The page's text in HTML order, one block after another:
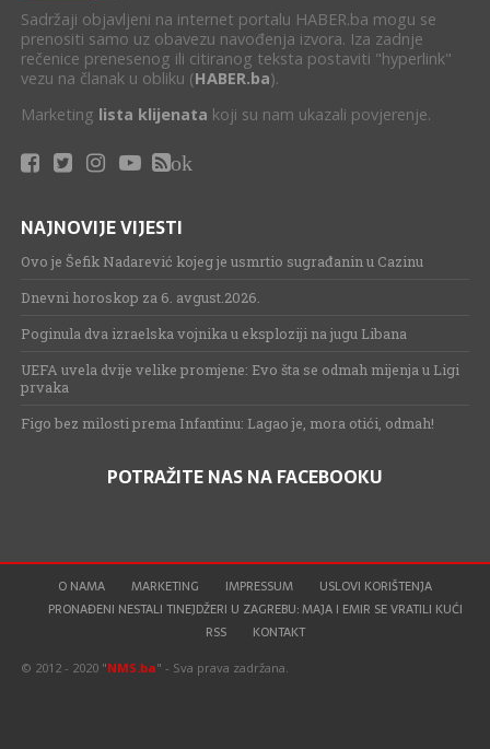
Sadržaji objavljeni na internet portalu HABER.ba mogu se
prenositi samo uz obavezu navođenja izvora. Iza zadnje
rečenice prenesenog ili citiranog teksta postaviti "hyperlink"
vezu na članak u obliku (HABER.ba).
Marketing lista klijenata koji su nam ukazali povjerenje.
ok
NAJNOVIJE VIJESTI
Ovo je Šefik Nadarević kojeg je usmrtio sugrađanin u Cazinu
Dnevni horoskop za 6. avgust.2026.
Poginula dva izraelska vojnika u eksploziji na jugu Libana
UEFA uvela dvije velike promjene: Evo šta se odmah mijenja u Ligi
prvaka
Figo bez milosti prema Infantinu: Lagao je, mora otići, odmah!
POTRAŽITE NAS NA FACEBOOKU
O NAMA MARKETING IMPRESSUM
USLOVI KORIŠTENJA
PRONAĐENI NESTALI TINEJDŽERI U ZAGREBU: MAJA I EMIR SE VRATILI KUĆI
RSS
KONTAKT
© 2012 - 2020 "NMS.ba" - Sva prava zadržana.